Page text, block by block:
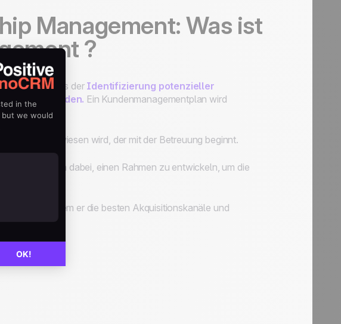
Management: Was ist
?
ist der Prozess der Identifizierung potenzieller
in Kunden. Ein Kundenmanagementplan wird
zugewiesen wird, der mit der Betreuung beginnt.
hilft Ihnen dabei, einen Rahmen zu entwickeln, um die
definieren, indem er die besten Akquisitionskanäle und
Beispiel: